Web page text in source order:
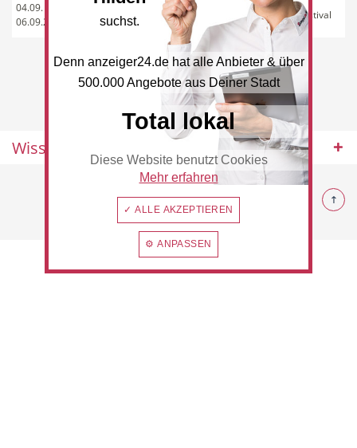
Restaurant
Beauty & Wellness
Handwerk
04.09. -
06.09.2026
Rockfest: Mani's Ponystall Festival
Wissenswertes
© 2026 Hilden
suchst.
Denn anzeiger24.de hat alle Anbieter & über
500.000 Angebote aus Deiner Stadt
Total lokal
Diese Website benutzt Cookies
Mehr erfahren
✓ ALLE AKZEPTIEREN
⚙ ANPASSEN